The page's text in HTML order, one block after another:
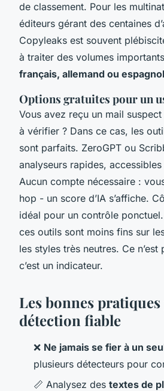
de classement. Pour les
éditeurs gérant des centaines
Copyleaks est souvent
à traiter des volumes
français, allemand ou espagnol
Options gratuites pour un
Vous avez reçu un mail
à vérifier ? Dans ce cas, les
sont parfaits. ZeroGPT ou
analyseurs rapides,
Aucun compte nécessaire :
hop - un score d’IA s’affiche.
idéal pour un contrôle
ces outils sont moins fins sur
les styles très neutres. Ce n’est
c’est un indicateur.
Les bonnes
détection fiable
❌ Ne jamais se fier à un
plusieurs détecteurs pour
📏 Analysez des textes de